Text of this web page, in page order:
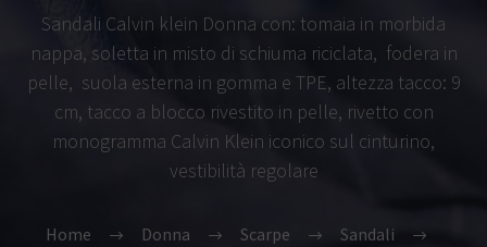
Sandali Calvin klein Donna con: tomaia in morbida
nappa, soletta in misto di schiuma riciclata, fodera in
pelle, suola esterna in gomma e TPE, altezza tacco: 9
cm, tacco a blocco rivestito in pelle, rivetto con
monogramma Calvin Klein iconico sul cinturino,
vestibilità regolare
Home Donna Scarpe
Sandali